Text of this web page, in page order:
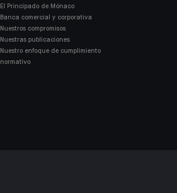
El Principado de Mónaco
Banca comercial y corporativa
Nuestros compromisos
Nuestras publicaciones
Nuestro enfoque de cumplimiento
normativo